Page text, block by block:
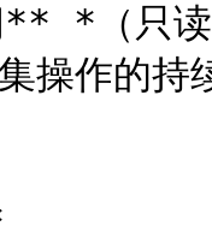
间** *
操作的